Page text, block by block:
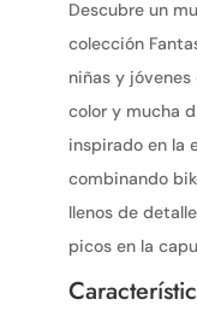
Descubre un
colección
niñas y
color y mucha
inspirado en la
combinando
llenos de
picos en la